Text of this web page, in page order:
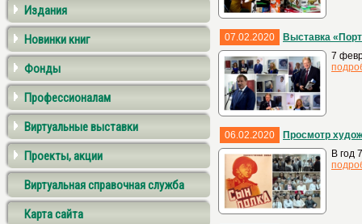
Издания
Новинки книг
Фонды
Профессионалам
Виртуальные выставки
Проекты, акции
Виртуальная справочная служба
Карта сайта
07.02.2020
Выставка
7
06.02.2020
Просмотр
В год